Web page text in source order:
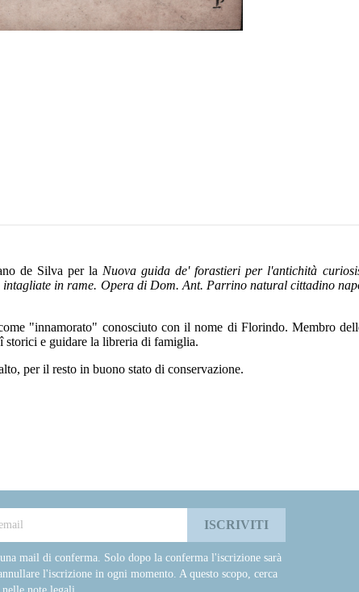
de Silva per la Nuova guida de' forastieri per l'antichità
in rame. Opera di Dom. Ant. Parrino natural cittadino
"innamorato" conosciuto con il nome di Florindo. Membro
storici e guidare la libreria di famiglia.
per il resto in buono stato di conservazione.
mail di conferma. Solo dopo la conferma l'iscrizione sarà
l'iscrizione in ogni momento. A questo scopo, cerca